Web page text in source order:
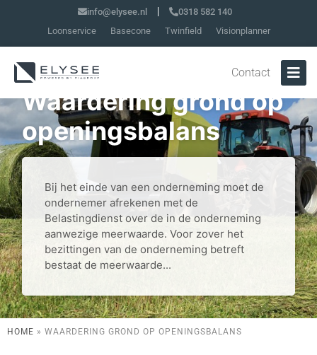
info@elysee.nl
0318 582 140
Loonservice
Basecone Twinfield Visionplanner
Contact
Waardering grond op
openingsbalans
Bij het einde van een onderneming moet de
ondernemer afrekenen met de
Belastingdienst over de in de onderneming
aanwezige meerwaarde. Voor zover het
bezittingen van de onderneming betreft
bestaat de meerwaarde...
HOME » WAARDERING GROND OP OPENINGSBALANS